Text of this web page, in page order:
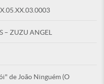
– ZUZU ANGEL
de João Ninguém (O